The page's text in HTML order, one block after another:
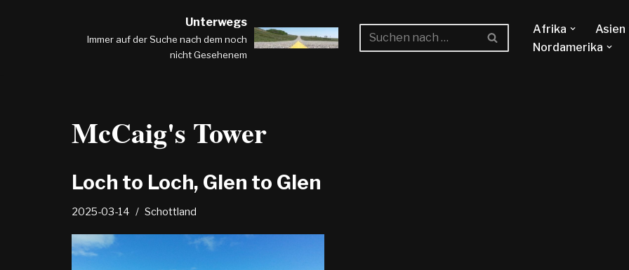
Unterwegs
Immer auf der Suche nach dem noch
nicht Gesehenem
Afrika Asien
Nordamerika
McCaig's Tower
Loch to Loch, Glen to Glen
2025-03-14 Schottland